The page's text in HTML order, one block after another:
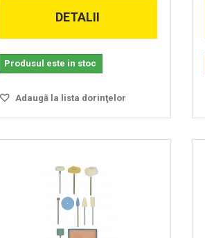
DETALII
Produsul este in stoc
Adaugă la lista dorinţelor
Vizionare